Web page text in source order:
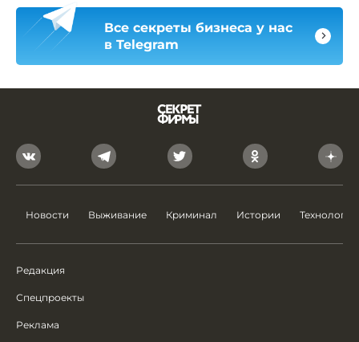
Все секреты бизнеса у нас
в Telegram
Новости Выживание Криминал Истории Технологии
Редакция
Спецпроекты
Реклама